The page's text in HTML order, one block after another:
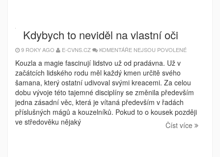
Kdybych to neviděl na vlastní oči
9 ROKY AGO E-CVNS.CZ KOMENTÁŘE NEJSOU POVOLENÉU
NEVIDĚL
NA
VLASTNÍ
Kouzla a magie fascinují lidstvo už od pradávna. Už v
začátcích lidského rodu měl každý kmen určitě svého
šamana, který ostatní udivoval svými kreacemi. Za celou
dobu vývoje této tajemné disciplíny se změnila především
jedna zásadní věc, která je vítaná především v řadách
příslušných mágů a kouzelníků. Pokud to o kousek později
ve středověku nějaký
Číst více